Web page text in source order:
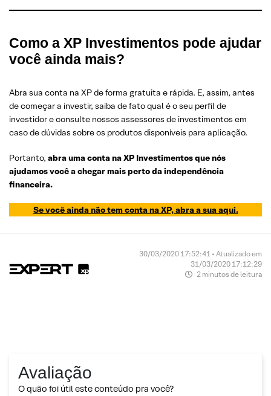
Como a XP Investimentos pode ajudar
você ainda mais?
Abra sua conta na XP de forma gratuita e rápida. E, assim, antes
de começar a investir, saiba de fato qual é o seu perfil de
investidor e consulte nossos assessores de investimentos em
caso de dúvidas sobre os produtos disponíveis para aplicação.
Portanto, abra uma conta na XP Investimentos que nós
ajudamos você a chegar mais perto da independência
financeira.
Se você ainda não tem conta na XP, abra a sua aqui.
30/03/2020 17:52:41 • Atualizado em
31/03/2020 17:12:29
2 minutos de leitura
Avaliação
O quão foi útil este conteúdo pra você?